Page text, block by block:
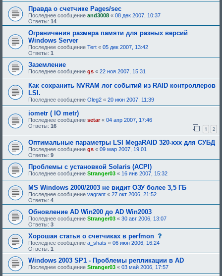
б
щ
е
н
и
е
,
р
ю
щ
е
д
р
я
:
Правда о счетчике Pages/sec
Последнее сообщение and3008 « 08 дек 2007, 10:37
Ответы: 14
Ограничения размера памяти для разных версий
Windows Server
Последнее сообщение Tert « 05 дек 2007, 13:42
Ответы: 1
Заземление
Последнее сообщение gs « 22 ноя 2007, 15:31
Как сохранить NVRAM лог событий из RAID контроллеров
LSI.
Последнее сообщение Oleg2 « 20 июн 2007, 11:39
iometr ( IO metr)
Последнее сообщение setar« 04 апр 2007, 17:46
Ответы: 16 1 2
Оптимальные параметры LSI MegaRAID 320-xxx для СУБД
Последнее сообщение gs « 09 мар 2007, 19:01
Ответы: 9
Проблемы с установкой Solaris (ACPI)
Последнее сообщение Stranger03 « 16 янв 2007, 15:32
MS Windows 2000/2003 не видит ОЗУ более 3,5 ГБ
Последнее сообщение vagrant « 27 окт 2006, 21:52
Ответы: 4
Обновление AD Win200 до AD Win2003
Последнее сообщение Stranger03 « 30 авг 2006, 13:07
Ответы: 3
Хорошая статья о счетчиках в perfmon
б
щ
е
н
Последнее сообщение a_shats « 06 июн 2006, 16:24
Ответы: 1
Windows 2003 SP1 - Проблемы репликации в AD
Последнее сообщение Stranger03 « 03 май 2006, 17:57